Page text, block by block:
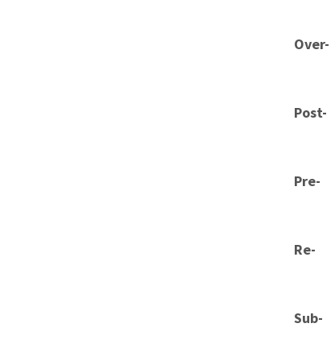
Over-
Post-
Pre-
Re-
Sub-